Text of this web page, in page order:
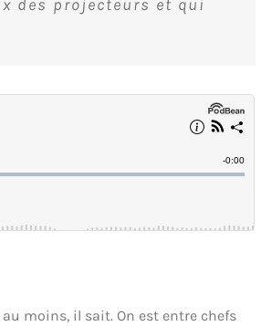
des projecteurs et qui
moins, il sait. On est entre chefs